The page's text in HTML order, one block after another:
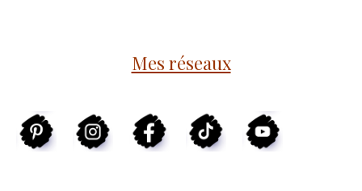
Mes réseaux